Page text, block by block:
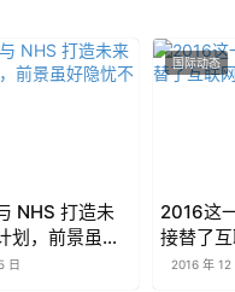
NHS 打造未
划，前景虽好
日
国际动态
2016这
接替了
2016 年 12